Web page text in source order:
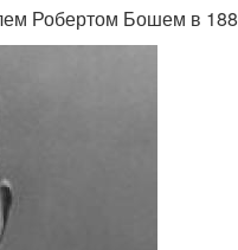
Робертом Бошем в